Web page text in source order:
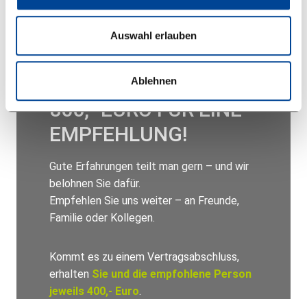
Auswahl erlauben
Ablehnen
800,- EURO FÜR EINE
EMPFEHLUNG!
Gute Erfahrungen teilt man gern – und wir
belohnen Sie dafür.
Empfehlen Sie uns weiter – an Freunde,
Familie oder Kollegen.
Kommt es zu einem Vertragsabschluss,
erhalten Sie und die empfohlene Person
jeweils 400,- Euro.